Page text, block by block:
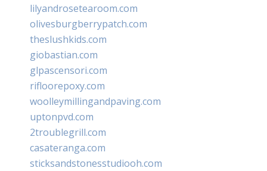
lilyandrosetearoom.com
olivesburgberrypatch.com
theslushkids.com
giobastian.com
glpascensori.com
rifloorepoxy.com
woolleymillingandpaving.com
uptonpvd.com
2troublegrill.com
casateranga.com
sticksandstonesstudiooh.com